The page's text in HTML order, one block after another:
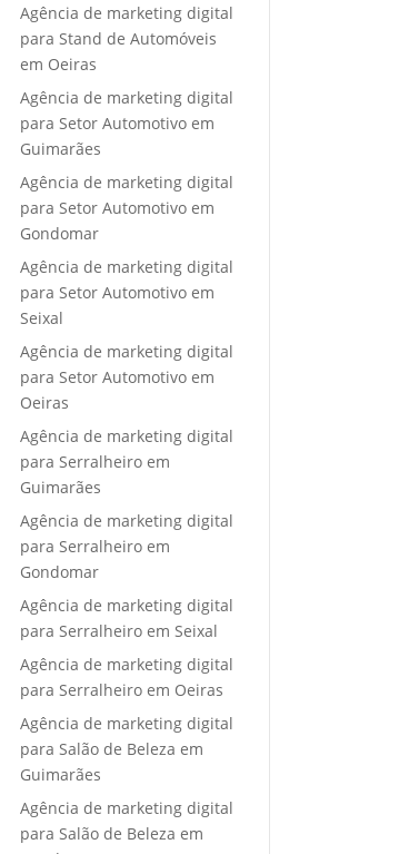
Agência de marketing digital
para Stand de Automóveis
em Oeiras
Agência de marketing digital
para Setor Automotivo em
Guimarães
Agência de marketing digital
para Setor Automotivo em
Gondomar
Agência de marketing digital
para Setor Automotivo em
Seixal
Agência de marketing digital
para Setor Automotivo em
Oeiras
Agência de marketing digital
para Serralheiro em
Guimarães
Agência de marketing digital
para Serralheiro em
Gondomar
Agência de marketing digital
para Serralheiro em Seixal
Agência de marketing digital
para Serralheiro em Oeiras
Agência de marketing digital
para Salão de Beleza em
Guimarães
Agência de marketing digital
para Salão de Beleza em